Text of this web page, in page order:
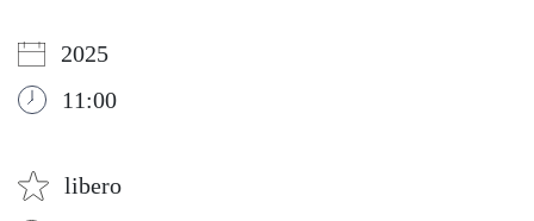
2025
11:00
libero